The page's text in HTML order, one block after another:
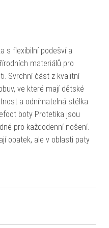
s flexibilní podešví a
materiálů pro
Svrchní část z kvalitní
ve které mají dětské
a odnímatelná stélka
boty Protetika jsou
pro každodenní nošení.
opatek, ale v oblasti paty